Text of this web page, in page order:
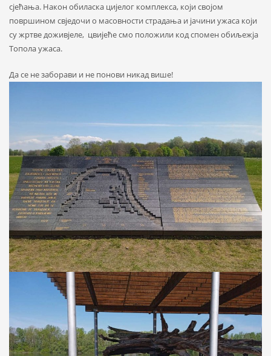
сјећања. Након обиласка цијелог комплекса, који својом
површином свједочи о масовности страдања и јачини ужаса који
су жртве доживјеле, цвијеће смо положили код спомен обиљежја
Топола ужаса.
Да се не заборави и не понови никад више!